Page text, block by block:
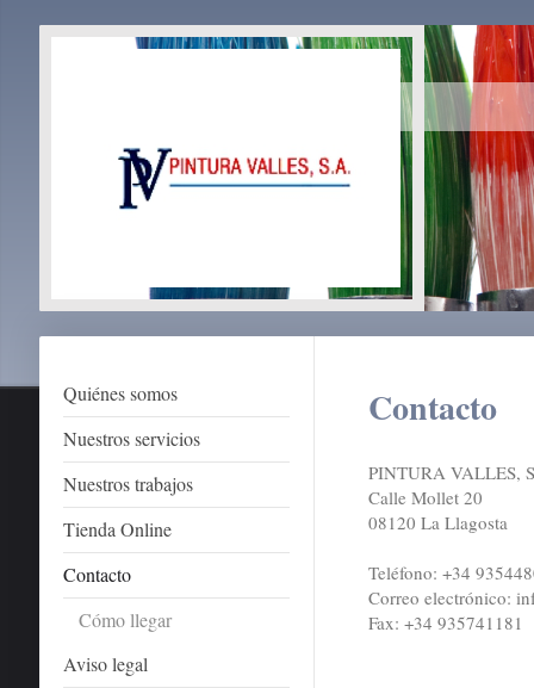
Quiénes somos
Nuestros servicios
Nuestros trabajos
Tienda Online
Contacto
Cómo llegar
Aviso legal
Contacto
PINTURA VALLES,
Calle Mollet 20
08120 La Llagosta
Teléfono: +34
Correo electrónico:
Fax: +34 935741181